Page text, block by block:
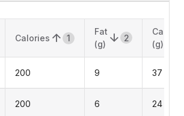
Calories 1
Fat
(g)
2
Carbs
(g)
200 9 37
200 6 24